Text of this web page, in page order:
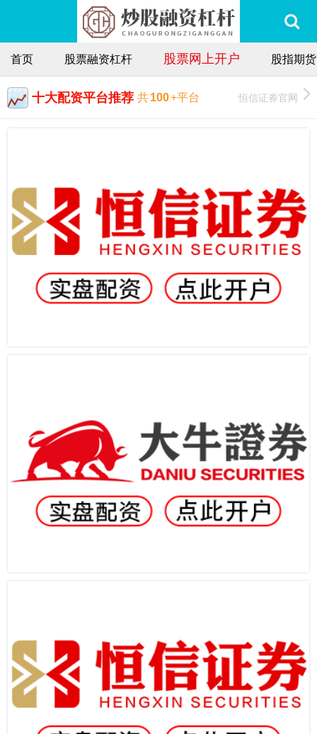
首页 股票融资杠杆 股票网上开户 股指期
十大配资平台推荐 共100+平台 恒信证券官网